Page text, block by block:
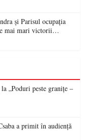
și Parisul ocupația
mai mari victorii
diplomatică
„Poduri peste granițe –
a primit în audiență